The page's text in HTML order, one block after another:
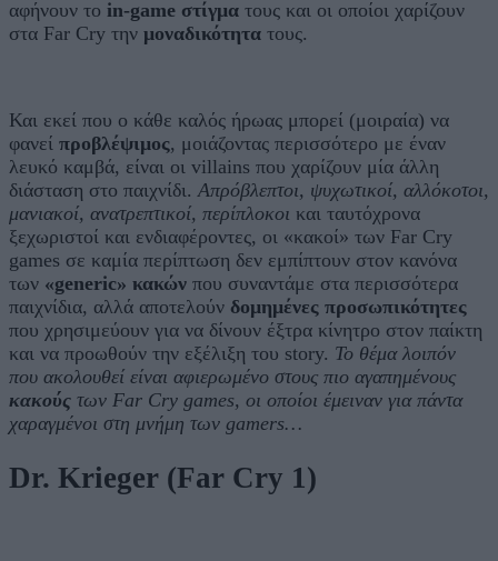
αφήνουν το in-game στίγμα τους και οι οποίοι χαρίζουν
στα Far Cry την μοναδικότητα τους.
Και εκεί που ο κάθε καλός ήρωας μπορεί (μοιραία) να
φανεί προβλέψιμος, μοιάζοντας περισσότερο με έναν
λευκό καμβά, είναι οι villains που χαρίζουν μία άλλη
διάσταση στο παιχνίδι. Απρόβλεπτοι, ψυχωτικοί, αλλόκοτοι,
μανιακοί, ανατρεπτικοί, περίπλοκοι και ταυτόχρονα
ξεχωριστοί και ενδιαφέροντες, οι «κακοί» των Far Cry
games σε καμία περίπτωση δεν εμπίπτουν στον κανόνα
των «generic» κακών που συναντάμε στα περισσότερα
παιχνίδια, αλλά αποτελούν δομημένες προσωπικότητες
που χρησιμεύουν για να δίνουν έξτρα κίνητρο στον παίκτη
και να προωθούν την εξέλιξη του story. To θέμα λοιπόν
που ακολουθεί είναι αφιερωμένο στους πιο αγαπημένους
κακούς των Far Cry games, οι οποίοι έμειναν για πάντα
χαραγμένοι στη μνήμη των gamers…
Dr. Krieger (Far Cry 1)